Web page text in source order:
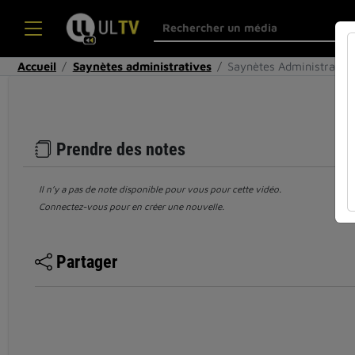
Accueil Saynètes administratives Saynètes
Prendre des notes
Il n’y a pas de note disponible pour vous pour cette vidéo.
Connectez-vous pour en créer une nouvelle.
Partager